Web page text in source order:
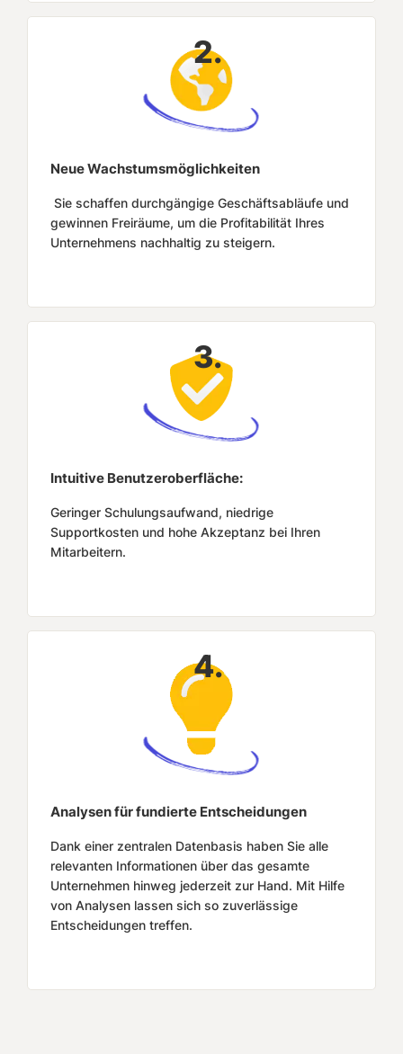
2.
Neue Wachstumsmöglichkeiten
Sie schaffen durchgängige Geschäftsabläufe und
gewinnen Freiräume, um die Profitabilität Ihres
Unternehmens nachhaltig zu steigern.
3.
Intuitive Benutzeroberfläche:
Geringer Schulungsaufwand, niedrige
Supportkosten und hohe Akzeptanz bei Ihren
Mitarbeitern.
4.
Analysen für fundierte Entscheidungen
Dank einer zentralen Datenbasis haben Sie alle
relevanten Informationen über das gesamte
Unternehmen hinweg jederzeit zur Hand. Mit Hilfe
von Analysen lassen sich so zuverlässige
Entscheidungen treffen.